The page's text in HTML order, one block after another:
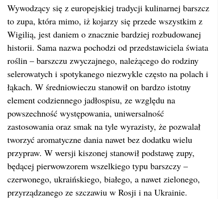
Wywodzący się z europejskiej tradycji kulinarnej barszcz
to zupa, która mimo, iż kojarzy się przede wszystkim z
Wigilią, jest daniem o znacznie bardziej rozbudowanej
historii. Sama nazwa pochodzi od przedstawiciela świata
roślin – barszczu zwyczajnego, należącego do rodziny
selerowatych i spotykanego niezwykle często na polach i
łąkach. W średniowieczu stanowił on bardzo istotny
element codziennego jadłospisu, ze względu na
powszechność występowania, uniwersalność
zastosowania oraz smak na tyle wyrazisty, że pozwalał
tworzyć aromatyczne dania nawet bez dodatku wielu
przypraw. W wersji kiszonej stanowił podstawę zupy,
będącej pierwowzorem wszelkiego typu barszczy –
czerwonego, ukraińskiego, białego, a nawet zielonego,
przyrządzanego ze szczawiu w Rosji i na Ukrainie.